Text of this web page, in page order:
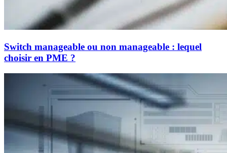
Switch manageable ou non manageable : lequel
choisir en PME ?